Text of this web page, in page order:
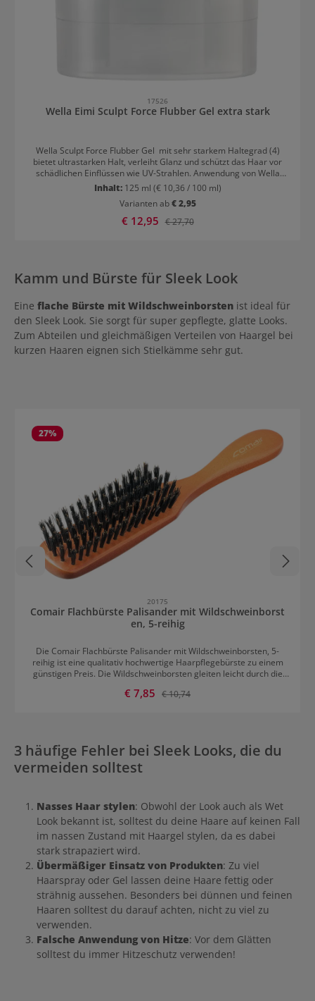
17526
Wella Eimi Sculpt Force Flubber Gel extra stark
Wella Sculpt Force Flubber Gel mit sehr starkem Haltegrad (4)
bietet ultrastarken Halt, verleiht Glanz und schützt das Haar vor
schädlichen Einflüssen wie UV-Strahlen. Anwendung von Wella
Sculpt Force Flubber Gel Das Flubber-Gel in die Handflächen geben
und zügig in das trockene Haar einareibeiten, da es sehr schnell
trocknet und rasch fest wird. Die glanzgebende Formel macht das
Stylig Gel zum idealen Produkt für Wet-Looks oder strähnige
Finishes. Hierfür das Gel in das nasse Haar einarbeiten, nach
Inhalt: 125 ml (€ 10,36 / 100 ml)
Varianten ab€ 2,95
Verkaufspreis:
€ 12,95 Regulärer Preis:
€ 27,70
Kamm und Bürste für Sleek Look
Eine flache Bürste mit Wildschweinborsten ist ideal für
den Sleek Look. Sie sorgt für super gepflegte, glatte Looks.
Zum Abteilen und gleichmäßigen Verteilen von Haargel bei
kurzen Haaren eignen sich Stielkämme sehr gut.
27%
20175
Comair Flachbürste Palisander mit Wildschweinborst
en, 5-reihig
Die Comair Flachbürste Palisander mit Wildschweinborsten, 5-
reihig ist eine qualitativ hochwertige Haarpflegebürste zu einem
günstigen Preis. Die Wildschweinborsten gleiten leicht durch die
weicher und gesünder. Der Bürstenkörper ist aus Palisander-Holz.
Verkaufspreis:
€ 7,85 Regulärer Preis:
€ 10,74
3 häufige Fehler bei Sleek Looks, die du
vermeiden solltest
Nasses Haar stylen: Obwohl der Look auch als Wet
Look bekannt ist, solltest du deine Haare auf keinen Fall
im nassen Zustand mit Haargel stylen, da es dabei
stark strapaziert wird.
Übermäßiger Einsatz von Produkten: Zu viel
Haarspray oder Gel lassen deine Haare fettig oder
strähnig aussehen. Besonders bei dünnen und feinen
Haaren solltest du darauf achten, nicht zu viel zu
verwenden.
Falsche Anwendung von Hitze: Vor dem Glätten
solltest du immer Hitzeschutz verwenden!